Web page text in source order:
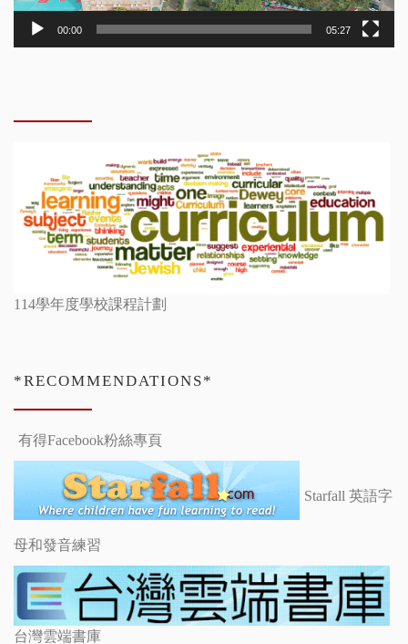
00:00 05:27
114學年度學校課程計劃
*RECOMMENDATIONS*
有得Facebook粉絲專頁
Starfall 英語字
母和發音練習
台灣雲端書庫